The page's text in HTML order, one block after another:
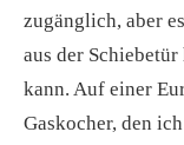
zugänglich, aber
aus der
kann. Auf einer
Gaskocher, den